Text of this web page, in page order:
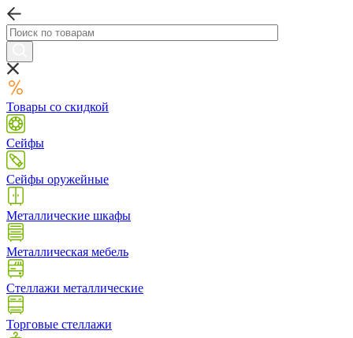
Товары со скидкой
Сейфы
Сейфы оружейные
Металлические шкафы
Металлическая мебель
Стеллажи металлические
Торговые стеллажи